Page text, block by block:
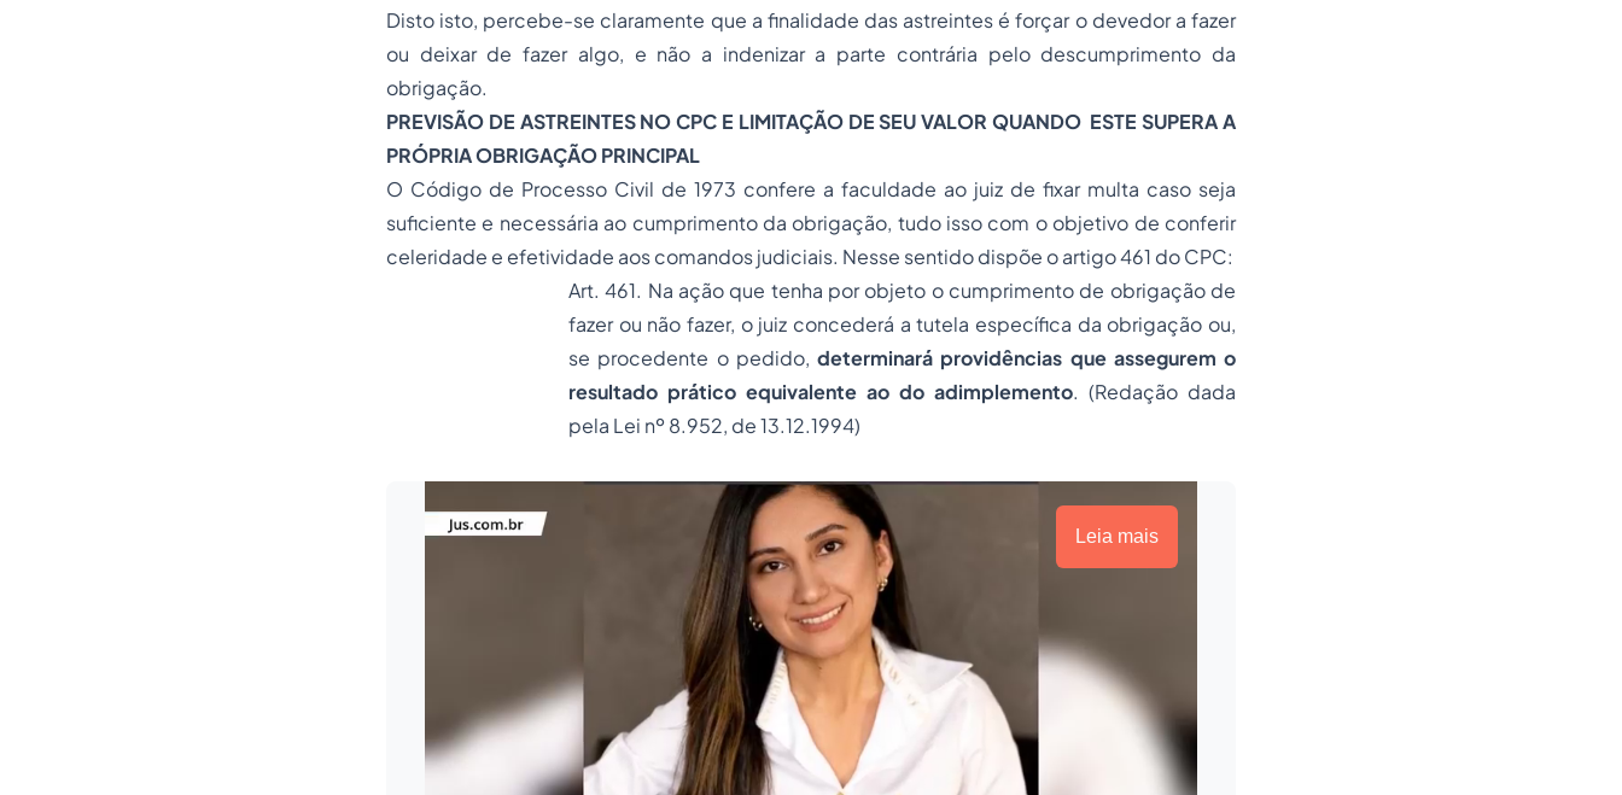
Disto isto, percebe-se claramente que a finalidade das astreintes é forçar o devedor a fazer
ou deixar de fazer algo, e não a indenizar a parte contrária pelo descumprimento da
obrigação.
PREVISÃO DE ASTREINTESNO CPC E LIMITAÇÃO DE SEU VALOR QUANDO ESTE SUPERA A
PRÓPRIA OBRIGAÇÃO PRINCIPAL
O Código de Processo Civil de 1973 confere a faculdade ao juiz de fixar multa caso seja
suficiente e necessária ao cumprimento da obrigação, tudo isso com o objetivo de conferir
celeridade e efetividade aos comandos judiciais. Nesse sentido dispõe o artigo 461 do CPC:
Art. 461. Na ação que tenha por objeto o cumprimento de obrigação de
fazer ou não fazer, o juiz concederá a tutela específica da obrigação ou,
se procedente o pedido,determinará providências que assegurem o
resultado prático equivalente ao do adimplemento.(Redação dada
pela Lei nº 8.952, de 13.12.1994)
Leia mais